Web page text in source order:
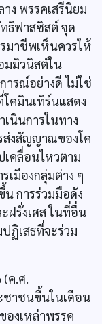
ง พรรคเสรีนิยม
ธิฟาสซิสต์ จุด
มาชีพเห็นควรให้
มมิวนิสต์ใน
ารณ์อย่างดี ไม่ใช่
โคมินเทิร์นแสดง
นินการในทาง
ส่งสัญญาณของโค
คลื่อนไหวตาม
เมืองกลุ่มต่าง ๆ
การร่วมมือดัง
ฝรั่งเศส ในที่อื่น
ฏิเสธที่จะร่วม
(ค.ศ.
าชนขึ้นในเดือน
องเหล่าพรรค